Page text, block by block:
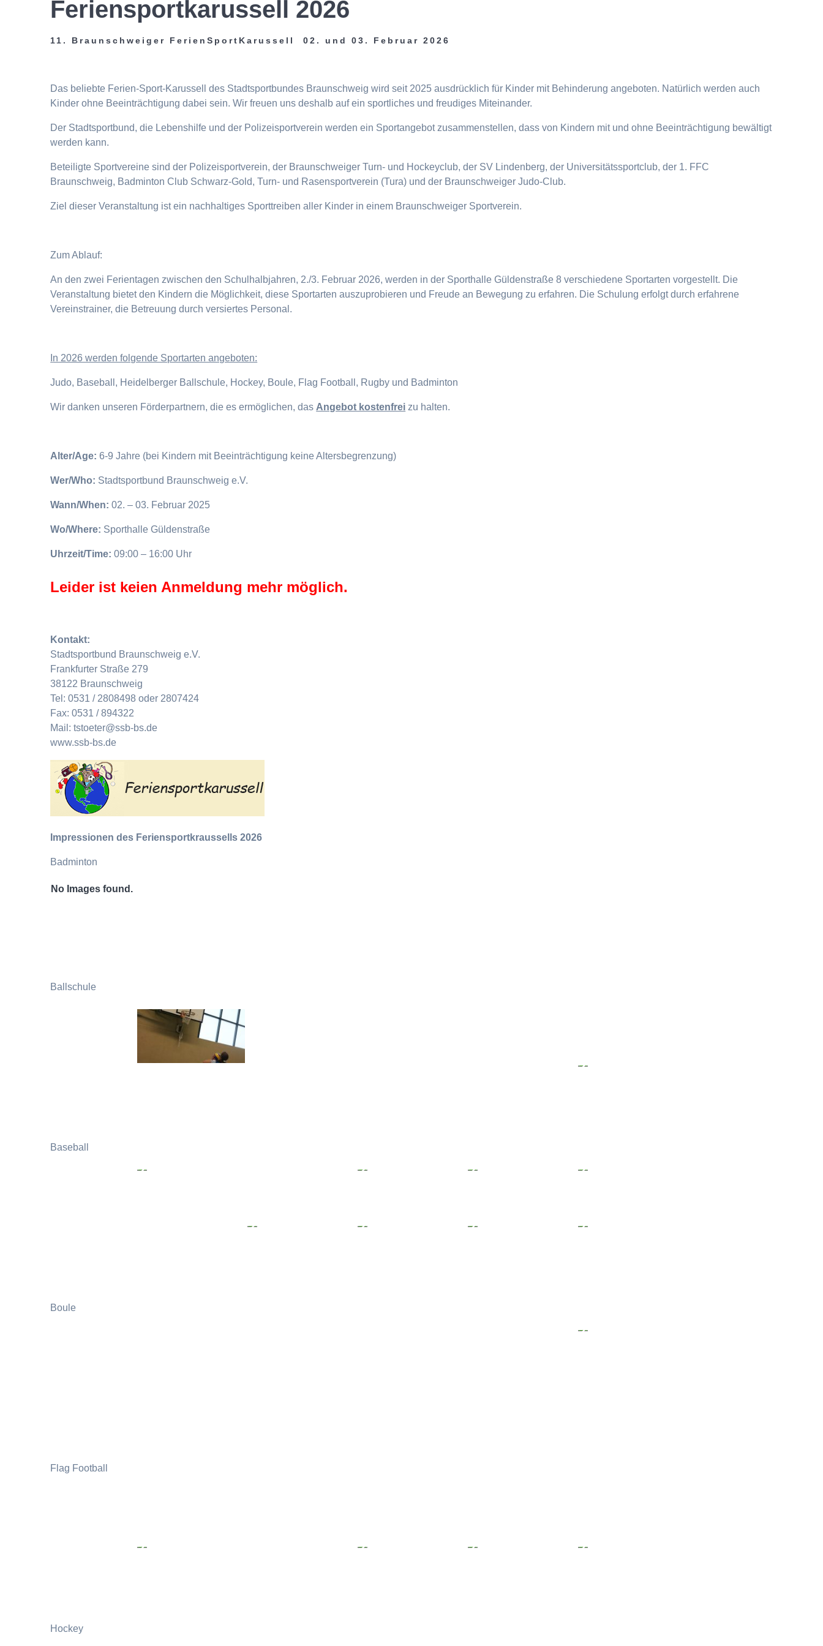
Feriensportkarussell 2026
11. Braunschweiger FerienSportKarussell 02. und 03. Februar 2026
Das beliebte Ferien-Sport-Karussell des Stadtsportbundes Braunschweig wird seit 2025 ausdrücklich für Kinder mit Behinderung angeboten. Natürlich werden auch
Kinder ohne Beeinträchtigung dabei sein. Wir freuen uns deshalb auf ein sportliches und freudiges Miteinander.
Der Stadtsportbund, die Lebenshilfe und der Polizeisportverein werden ein Sportangebot zusammenstellen, dass von Kindern mit und ohne Beeinträchtigung bewältigt
werden kann.
Beteiligte Sportvereine sind der Polizeisportverein, der Braunschweiger Turn- und Hockeyclub, der SV Lindenberg, der Universitätssportclub, der 1. FFC
Braunschweig, Badminton Club Schwarz-Gold, Turn- und Rasensportverein (Tura) und der Braunschweiger Judo-Club.
Ziel dieser Veranstaltung ist ein nachhaltiges Sporttreiben aller Kinder in einem Braunschweiger Sportverein.
Zum Ablauf:
An den zwei Ferientagen zwischen den Schulhalbjahren, 2./3. Februar 2026, werden in der Sporthalle Güldenstraße 8 verschiedene Sportarten vorgestellt. Die
Veranstaltung bietet den Kindern die Möglichkeit, diese Sportarten auszuprobieren und Freude an Bewegung zu erfahren. Die Schulung erfolgt durch erfahrene
Vereinstrainer, die Betreuung durch versiertes Personal.
n 2026 werden folgende Sportarten angeboten:
Judo, Baseball, Heidelberger Ballschule, Hockey, Boule, Flag Football, Rugby und Badminton
Wir danken unseren Förderpartnern, die es ermöglichen, das Angebot kostenfrei zu halten.
Alter/Age:6-9 Jahre (bei Kindern mit Beeinträchtigung keine Altersbegrenzung)
Wer/Who: Stadtsportbund Braunschweig e.V.
Wann/When:02. – 03. Februar 2025
Wo/Where: Sporthalle Güldenstraße
Uhrzeit/Time:09:00 – 16:00 Uhr
Leider ist keien Anmeldung mehr möglich.
Kontakt:
Stadtsportbund Braunschweig e.V.
Frankfurter Straße 279
38122 Braunschweig
Tel: 0531 / 2808498 oder 2807424
Fax: 0531 / 894322
Mail: tstoeter@ssb-bs.de
www.ssb-bs.de
Impressionen des Feriensportkraussells 2026
Badminton
No Images found.
Ballschule
Baseball
Boule
Flag Football
Hockey